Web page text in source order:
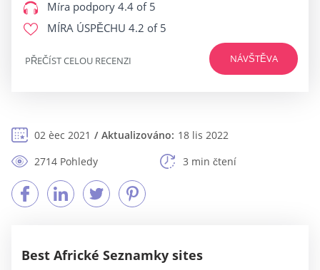
Míra podpory 4.4 of 5
MÍRA ÚSPĚCHU 4.2 of 5
NÁVŠTĚVA
PŘEČÍST CELOU RECENZI
02 èec 2021 Aktualizováno: 18 lis 2022
2714 Pohledy
3 min čtení
Best Africké Seznamky sites